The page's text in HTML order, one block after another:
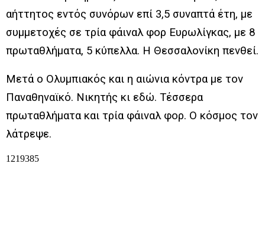
αήττητος εντός συνόρων επί 3,5 συναπτά έτη, με
συμμετοχές σε τρία φάιναλ φορ Ευρωλίγκας, με 8
πρωταθλήματα, 5 κύπελλα. Η Θεσσαλονίκη πενθεί.
Μετά ο Ολυμπιακός και η αιώνια κόντρα με τον
Παναθηναϊκό. Νικητής κι εδώ. Τέσσερα
πρωταθλήματα και τρία φάιναλ φορ. Ο κόσμος τον
λάτρεψε.